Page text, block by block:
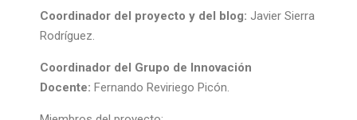
Coordinador del proyecto y del blog: Javier Sierra
Rodríguez.
Coordinador del Grupo de Innovación
Docente: Fernando Reviriego Picón.